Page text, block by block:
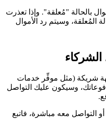
بالحالة "مُعلقة". وإذا تعذرت
المُعلقة، وسيتم رد الأموال
شريكة (مثل موفِّر خدمات
وسيكون عليك التواصل
التواصل معه مباشرة، فاتبع